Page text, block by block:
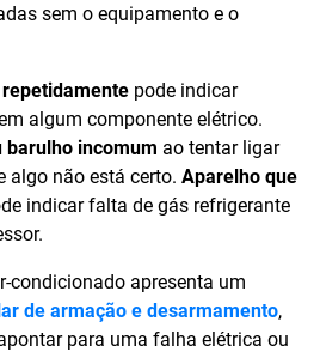
sem o equipamento e o
pode indicar
algum componente elétrico.
barulho incomum ao tentar ligar
algo não está certo. Aparelho que
indicar falta de gás refrigerante
condicionado apresenta um
de armação e desarmamento,
para uma falha elétrica ou